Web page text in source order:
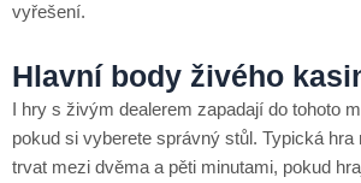
vyřešení.
Hlavní body živého
I hry s živým dealerem zapadají do tohoto
pokud si vyberete správný stůl. Typická hra
trvat mezi dvěma a pěti minutami, pokud